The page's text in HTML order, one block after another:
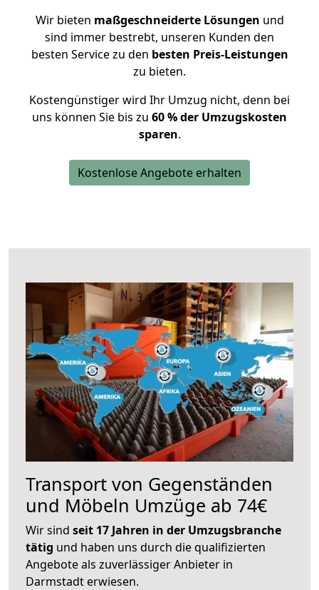
Wir bieten maßgeschneiderte Lösungen und
sind immer bestrebt, unseren Kunden den
besten Service zu den besten Preis-Leistungen
zu bieten.
Kostengünstiger wird Ihr Umzug nicht, denn bei
uns können Sie bis zu 60 % der Umzugskosten
sparen.
Kostenlose Angebote erhalten
Transport von Gegenständen
und Möbeln Umzüge ab 74€
Wir sind seit 17 Jahren in der Umzugsbranche
tätig und haben uns durch die qualifizierten
Angebote als zuverlässiger Anbieter in
Darmstadt erwiesen.